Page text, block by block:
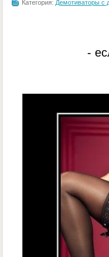
Категория: Демотиваторы с
-